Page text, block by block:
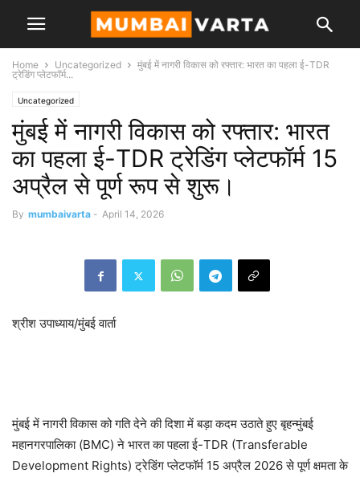
Home Uncategorized
मुंबई में नागरी विकास को रफ्तार: भारत का पहला ई-TDR
ट्रेडिंग प्लेटफॉर्म...
Uncategorized
मुंबई में नागरी विकास को रफ्तार: भारत
का पहला ई-TDR ट्रेडिंग प्लेटफॉर्म 15
अप्रैल से पूर्ण रूप से शुरू।
By mumbaivarta - April 14, 2026
श्रीश उपाध्याय/मुंबई वार्ता
मुंबई में नागरी विकास को गति देने की दिशा में बड़ा कदम उठाते हुए बृहन्मुंबई
महानगरपालिका (BMC) ने भारत का पहला ई-TDR (Transferable
Development Rights) ट्रेडिंग प्लेटफॉर्म 15 अप्रैल 2026 से पूर्ण क्षमता के